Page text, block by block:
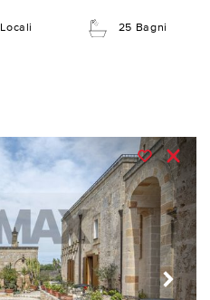
25 Bagni